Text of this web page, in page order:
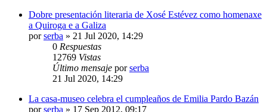
Dobre presentación literaria de Xosé Estévez como homenaxe
a Quiroga e a Galiza
porserba » 21 Jul 2020, 14:29
0 Respuestas
12769 Vistas
Último mensaje porserba
21 Jul 2020, 14:29
La casa-museo celebra el cumpleaños de Emilia Pardo Bazán
porserba » 17 Sep 2012, 09:17